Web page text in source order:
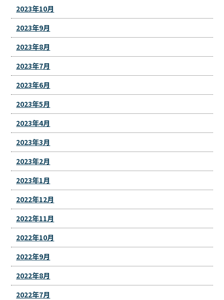
2023年10月
2023年9月
2023年8月
2023年7月
2023年6月
2023年5月
2023年4月
2023年3月
2023年2月
2023年1月
2022年12月
2022年11月
2022年10月
2022年9月
2022年8月
2022年7月